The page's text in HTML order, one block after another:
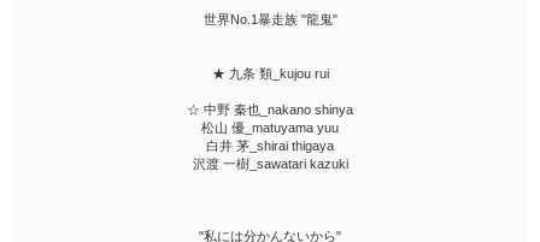
世界No.1暴走族 "龍鬼"
★ 九条 類_kujou rui
☆ 中野 秦也_nakano shinya
松山 優_matuyama yuu
白井 茅_shirai thigaya
沢渡 一樹_sawatari kazuki
"私には分かんないから"